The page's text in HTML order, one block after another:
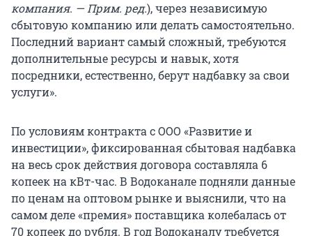
компания. — Прим. ред.), через независимую
сбытовую компанию или делать самостоятельно.
Последний вариант самый сложный, требуются
дополнительные ресурсы и навык, хотя
посредники, естественно, берут надбавку за свои
услуги».
По условиям контракта с ООО «Развитие и
инвестиции», фиксированная сбытовая надбавка
на весь срок действия договора составляла 6
копеек на кВт-час. В Водоканале подняли данные
по ценам на оптовом рынке и выяснили, что на
самом деле «премия» поставщика колебалась от
70 копеек до рубля. В год Водоканалу требуется